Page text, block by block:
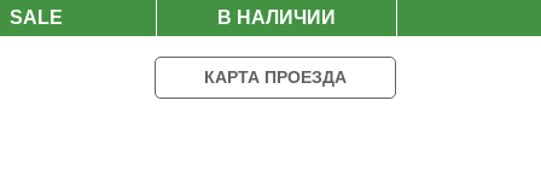
В НАЛИЧИИ
SALE
КАРТА ПРОЕЗДА